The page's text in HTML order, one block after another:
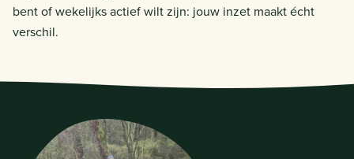
bent of wekelijks actief wilt zijn: jouw inzet maakt écht
verschil.